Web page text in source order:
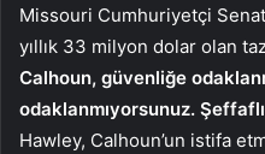
Missouri Cumhuriyetçi
yıllık 33 milyon dolar olan
Calhoun, güvenliğe
odaklanmıyorsunuz.
Hawley, Calhoun’un istifa